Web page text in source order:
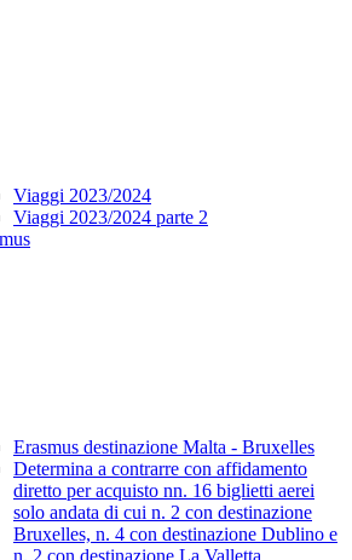
Viaggi 2023/2024
Viaggi 2023/2024 parte 2
Erasmus destinazione Malta - Bruxelles
Determina a contrarre con affidamento
diretto per acquisto nn. 16 biglietti aerei
solo andata di cui n. 2 con destinazione
Bruxelles, n. 4 con destinazione Dublino e